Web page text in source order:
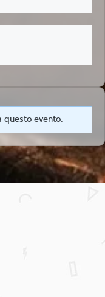
questo evento.